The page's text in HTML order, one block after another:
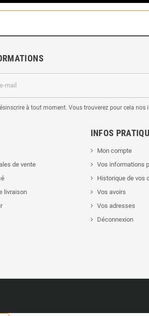
à tout moment. Vous trouverez pour cela
de vente
livraison
INFOS
Mon compte
Vos informations
Historique de vos
Vos avoirs
Vos adresses
Déconnexion